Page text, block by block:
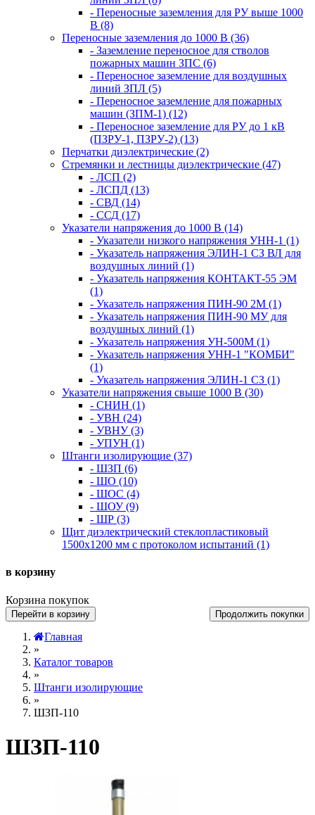
- Переносные заземления для РУ выше 1000
В (8)
Переносные заземления до 1000 В (36)
- Заземление переносное для стволов
пожарных машин ЗПС (6)
- Переносное заземление для воздушных
линий ЗПЛ (5)
- Переносное заземление для пожарных
машин (ЗПМ-1) (12)
- Переносное заземление для РУ до 1 кВ
(ПЗРУ-1, ПЗРУ-2) (13)
Перчатки диэлектрические (2)
Стремянки и лестницы диэлектрические (47)
- ЛСП (2)
- ЛСПД (13)
- СВД (14)
- ССД (17)
Указатели напряжения до 1000 В (14)
- Указатели низкого напряжения УНН-1 (1)
- Указатель напряжения ЭЛИН-1 СЗ ВЛ для
воздушных линий (1)
- Указатель напряжения КОНТАКТ-55 ЭМ
(1)
- Указатель напряжения ПИН-90 2М (1)
- Указатель напряжения ПИН-90 МУ для
воздушных линий (1)
- Указатель напряжения УН-500М (1)
- Указатель напряжения УНН-1 "КОМБИ"
(1)
- Указатель напряжения ЭЛИН-1 СЗ (1)
Указатели напряжения свыше 1000 В (30)
- СНИН (1)
- УВН (24)
- УВНУ (3)
- УПУН (1)
Штанги изолирующие (37)
- ШЗП (6)
- ШО (10)
- ШОС (4)
- ШОУ (9)
- ШР (3)
Щит диэлектрический стеклопластиковый
1500х1200 мм с протоколом испытаний (1)
в корзину
Корзина покупок
Перейти в корзину Продолжить покупки
Главная
»
Каталог товаров
»
Штанги изолирующие
»
ШЗП-110
ШЗП-110